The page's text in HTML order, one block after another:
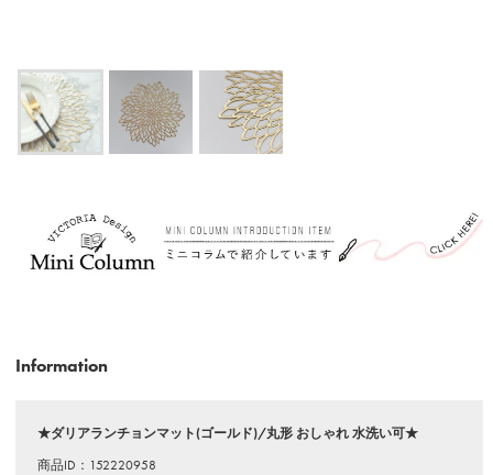
Information
★ダリアランチョンマット(ゴールド)/丸形 おしゃれ 水洗い可★
商品ID：152220958